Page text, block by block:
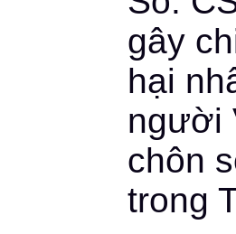
gây
hại
người
chôn
trong